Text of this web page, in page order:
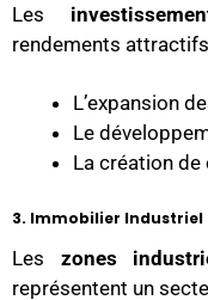
Les
rendements
L’expansion
Le
La création
3. Immobilier Industriel
Les zones
représentent un